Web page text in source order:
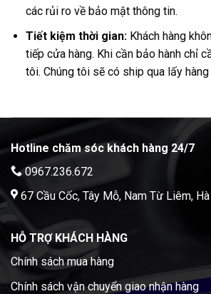
các rủi ro về bảo mật thông tin.
Tiết kiệm thời gian:Khách hàng
tiếp cửa hàng. Khi cần bảo hành chỉ
tôi. Chúng tôi sẽ có ship qua lấy
Hotline chăm sóc khách hàng 24/7
0967.236.672
67 Cầu Cốc, Tây Mỗ, Nam Từ Liêm,
HỖ TRỢ KHÁCH HÀNG
Chính sách mua hàng
Chính sách vận chuyển giao nhận hàng